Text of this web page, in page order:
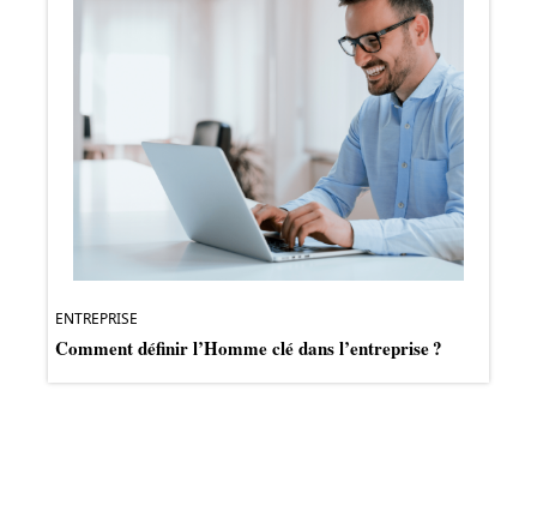
ENTREPRISE
Comment définir l’Homme clé dans l’entreprise ?